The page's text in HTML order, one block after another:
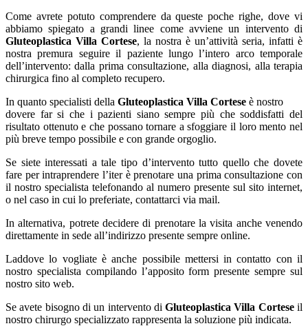
Come avrete potuto comprendere da queste poche righe, dove vi
abbiamo spiegato a grandi linee come avviene un intervento di
Gluteoplastica Villa Cortese, la nostra è un’attività seria, infatti è
nostra premura seguire il paziente lungo l’intero arco temporale
dell’intervento: dalla prima consultazione, alla diagnosi, alla terapia
chirurgica fino al completo recupero.
In quanto specialisti della Gluteoplastica Villa Cortese è nostro
dovere far si che i pazienti siano sempre più che soddisfatti del
risultato ottenuto e che possano tornare a sfoggiare il loro mento nel
più breve tempo possibile e con grande orgoglio.
Se siete interessati a tale tipo d’intervento tutto quello che dovete
fare per intraprendere l’iter è prenotare una prima consultazione con
il nostro specialista telefonando al numero presente sul sito internet,
o nel caso in cui lo preferiate, contattarci via mail.
In alternativa, potrete decidere di prenotare la visita anche venendo
direttamente in sede all’indirizzo presente sempre online.
Laddove lo vogliate è anche possibile mettersi in contatto con il
nostro specialista compilando l’apposito form presente sempre sul
nostro sito web.
Se avete bisogno di un intervento diGluteoplastica Villa Corteseil
nostro chirurgo specializzato rappresenta la soluzione più indicata.